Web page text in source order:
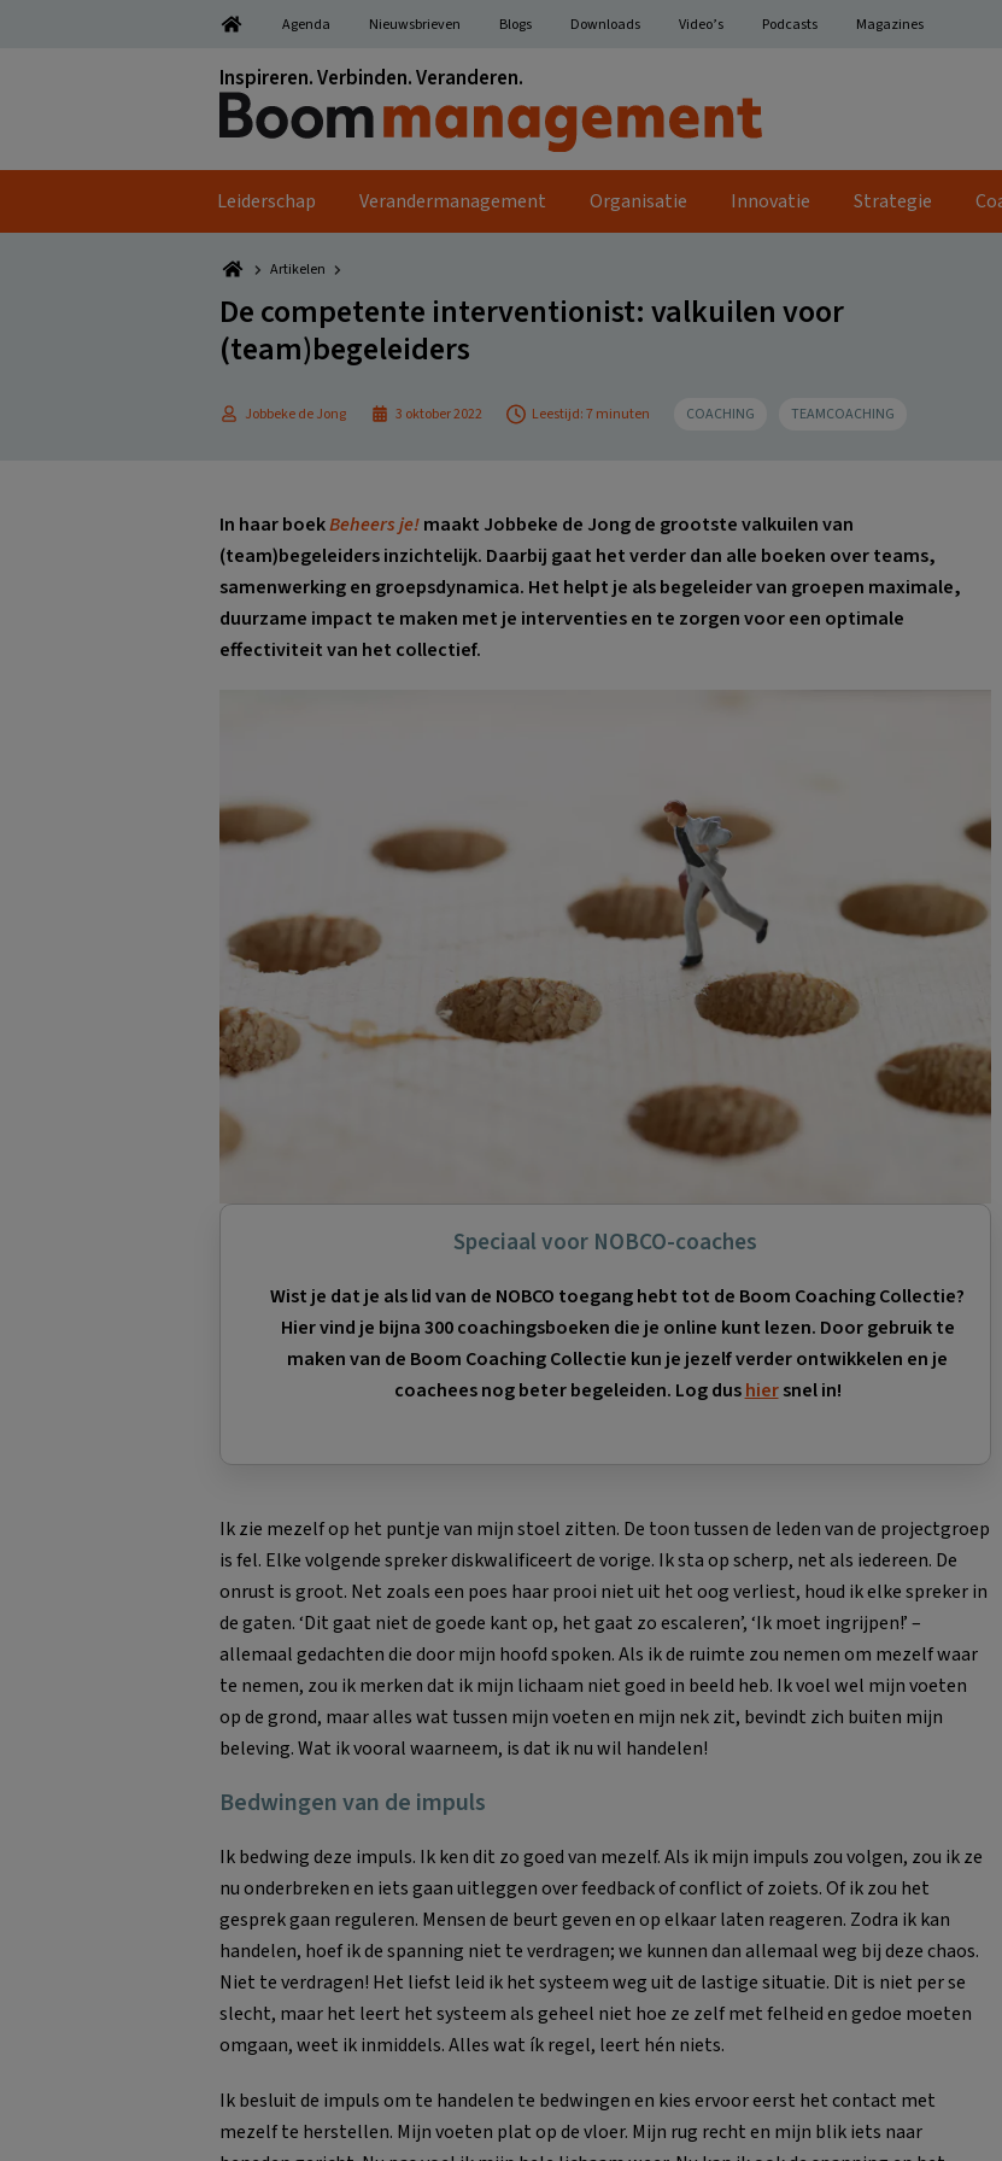
Agenda Nieuwsbrieven Blogs Downloads Video’s Podcasts Magazines
Inspireren. Verbinden. Veranderen.
Leiderschap Verandermanagement Organisatie Innovatie Strategie
Artikelen
De competente interventionist: valkuilen voor
(team)begeleiders
Jobbeke de Jong 3 oktober 2022 Leestijd: 7 minuten COACHING TEAMCOACHING
In haar boekBeheers je!maakt Jobbeke de Jong de grootste valkuilen van
(team)begeleiders inzichtelijk. Daarbij gaat het verder dan alle boeken over teams,
samenwerking en groepsdynamica. Het helpt je als begeleider van groepen maximale,
duurzame impact te maken met je interventies en te zorgen voor een optimale
effectiviteit van het collectief.
Speciaal voor NOBCO-coaches
Wist je dat je als lid van de NOBCO toegang hebt tot de Boom Coaching Collectie?
Hier vind je bijna 300 coachingsboeken die je online kunt lezen. Door gebruik te
maken van de Boom Coaching Collectie kun je jezelf verder ontwikkelen en je
coachees nog beter begeleiden. Log dushiersnel in!
Ik zie mezelf op het puntje van mijn stoel zitten. De toon tussen de leden van de projectgroep
is fel. Elke volgende spreker diskwalificeert de vorige. Ik sta op scherp, net als iedereen. De
onrust is groot. Net zoals een poes haar prooi niet uit het oog verliest, houd ik elke spreker in
de gaten. ‘Dit gaat niet de goede kant op, het gaat zo escaleren’, ‘Ik moet ingrijpen!’ –
allemaal gedachten die door mijn hoofd spoken. Als ik de ruimte zou nemen om mezelf waar
te nemen, zou ik merken dat ik mijn lichaam niet goed in beeld heb. Ik voel wel mijn voeten
op de grond, maar alles wat tussen mijn voeten en mijn nek zit, bevindt zich buiten mijn
beleving. Wat ik vooral waarneem, is dat ik nu wil handelen!
Bedwingen van de impuls
Ik bedwing deze impuls. Ik ken dit zo goed van mezelf. Als ik mijn impuls zou volgen, zou ik ze
nu onderbreken en iets gaan uitleggen over feedback of conflict of zoiets. Of ik zou het
gesprek gaan reguleren. Mensen de beurt geven en op elkaar laten reageren. Zodra ik kan
handelen, hoef ik de spanning niet te verdragen; we kunnen dan allemaal weg bij deze chaos.
Niet te verdragen! Het liefst leid ik het systeem weg uit de lastige situatie. Dit is niet per se
slecht, maar het leert het systeem als geheel niet hoe ze zelf met felheid en gedoe moeten
omgaan, weet ik inmiddels. Alles wat ík regel, leert hén niets.
Ik besluit de impuls om te handelen te bedwingen en kies ervoor eerst het contact met
mezelf te herstellen. Mijn voeten plat op de vloer. Mijn rug recht en mijn blik iets naar